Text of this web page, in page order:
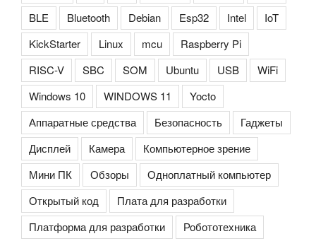
BLE
Bluetooth Debian Esp32 Intel
IoT
KickStarter
Linux mcu
Raspberry Pi
RISC-V
SBC SOM Ubuntu USB
WiFi
Windows 10
WINDOWS 11
Yocto
Аппаратные средства
Безопасность
Гаджеты
Дисплей
Камера
Компьютерное зрение
Мини ПК
Обзоры
Одноплатный компьютер
Открытый код
Плата для разработки
Платформа для разработки
Робототехника